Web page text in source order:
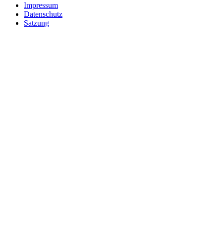
Impressum
Datenschutz
Satzung